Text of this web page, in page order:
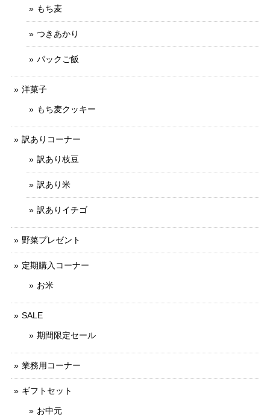
もち麦
つきあかり
パックご飯
洋菓子
もち麦クッキー
訳ありコーナー
訳あり枝豆
訳あり米
訳ありイチゴ
野菜プレゼント
定期購入コーナー
お米
SALE
期間限定セール
業務用コーナー
ギフトセット
お中元